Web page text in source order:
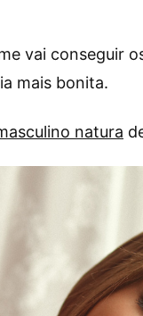
vai conseguir
mais bonita.
natura